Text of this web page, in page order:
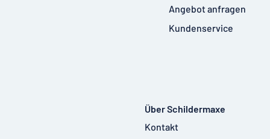
Angebot anfragen
Kundenservice
Über Schildermaxe
Kontakt